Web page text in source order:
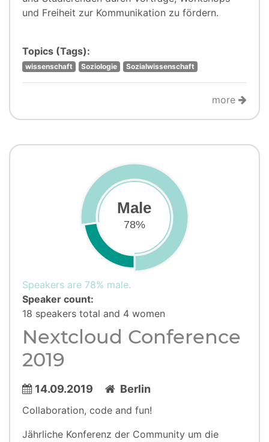
und Freiheit zur Kommunikation zu fördern.
Topics (Tags):
wissenschaft Soziologie Sozialwissenschaft
more
Male
78%
Speakers are 78% male.
Speaker count:
18 speakers total and 4 women
Nextcloud Conference
2019
14.09.2019 Berlin
Collaboration, code and fun!
Jährliche Konferenz der Community um die